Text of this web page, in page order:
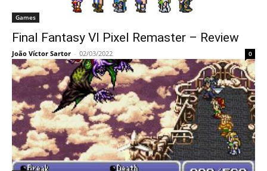
Games
Final Fantasy VI Pixel Remaster – Review
João Víctor Sartor - 02/03/2022 0